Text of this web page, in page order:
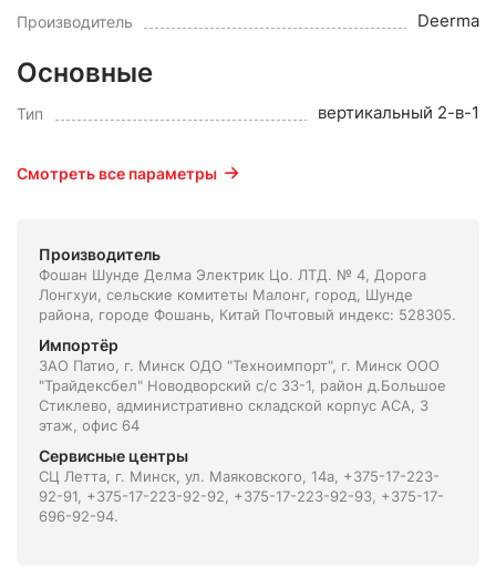
Производитель Deerma
Основные
Тип вертикальный 2-в-1
Смотреть все параметры
Производитель
Фошан Шунде Делма Электрик Цо. ЛТД. № 4, Дорога
Лонгхуи, сельские комитеты Малонг, город, Шунде
района, городе Фошань, Китай Почтовый индекс: 528305.
Импортёр
ЗАО Патио, г. Минск ОДО "Техноимпорт", г. Минск ООО
"Трайдексбел" Новодворский с/с 33-1, район д.Большое
Стиклево, административно складской корпус АСА, 3
этаж, офис 64
Сервисные центры
СЦ Летта, г. Минск, ул. Маяковского, 14а, +375-17-223-
92-91, +375-17-223-92-92, +375-17-223-92-93, +375-17-
696-92-94.